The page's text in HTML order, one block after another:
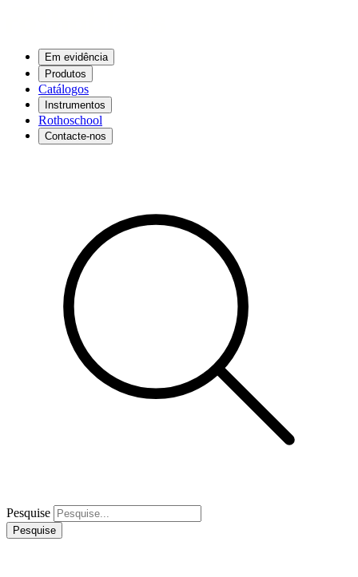
Em evidência
Produtos
Catálogos
Instrumentos
Rothoschool
Contacte-nos
Pesquise
Pesquise